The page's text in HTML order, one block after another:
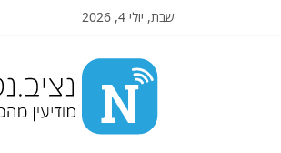
שבת, יולי 4, 2026
Nziv.net
מודיעין
מהמקורות